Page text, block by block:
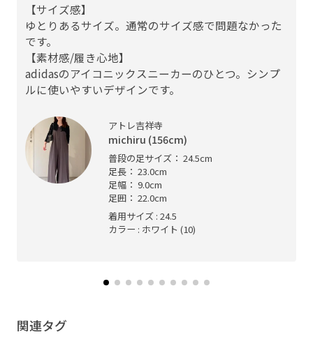
【サイズ感】
ゆとりあるサイズ。通常のサイズ感で問題なかった
です。
【素材感/履き心地】
adidasのアイコニックスニーカーのひとつ。シンプ
ルに使いやすいデザインです。
アトレ吉祥寺
michiru (156cm)
普段の足サイズ： 24.5cm
足長： 23.0cm
足幅： 9.0cm
足囲： 22.0cm
着用サイズ : 24.5
カラー : ホワイト (10)
関連タグ